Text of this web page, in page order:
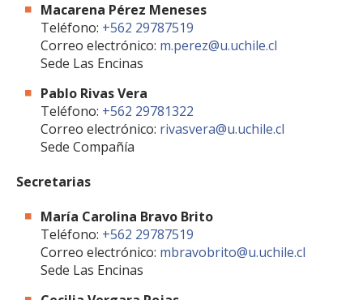
Macarena Pérez Meneses
Teléfono: +562 29787519
Correo electrónico: m.perez@u.uchile.cl
Sede Las Encinas
Pablo Rivas Vera
Teléfono: +562 29781322
Correo electrónico: rivasvera@u.uchile.cl
Sede Compañía
Secretarias
María Carolina Bravo Brito
Teléfono: +562 29787519
Correo electrónico: mbravobrito@u.uchile.cl
Sede Las Encinas